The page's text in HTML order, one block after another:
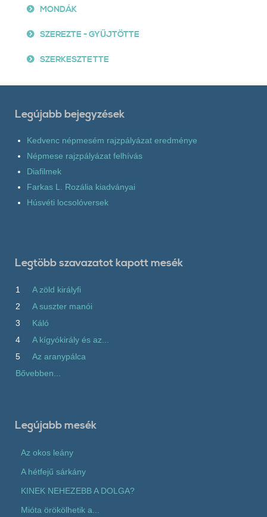
MONDÁK
SZEREZTE - GYŰJTÖTTE
SZERKESZTETTE
Legújabb bejegyzések
Kedvenc népmesém rajzpályázat eredménye
Népmese rajzpályázat felhívás
Diafilmek
Farkas L. Rozália kiadványai
Húsvéti locsolóversek
Legtöbb szavazatot kapott mesék
1
A zöld királyfi
2
A suszter manói
3
Káló
4
A kígyókirály és az...
5
Az aranypálca
Bővebben...
Legújabb mesék
Az okos leány
A hétfejű sárkány
KINEK NEHEZEBB A DOLGA?
Mióta örökölhetik a...